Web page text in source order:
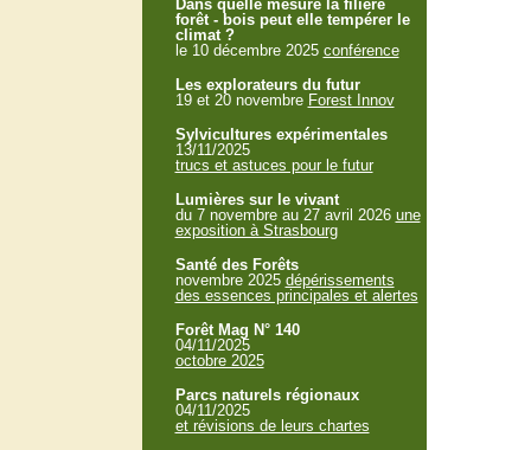
Dans quelle mesure la filière
forêt - bois peut elle tempérer le
climat ?
le 10 décembre 2025 conférence
Les explorateurs du futur
19 et 20 novembre Forest Innov
Sylvicultures expérimentales
13/11/2025
trucs et astuces pour le futur
Lumières sur le vivant
du 7 novembre au 27 avril 2026 une
exposition à Strasbourg
Santé des Forêts
novembre 2025 dépérissements
des essences principales et alertes
Forêt Mag N° 140
04/11/2025
octobre 2025
Parcs naturels régionaux
04/11/2025
et révisions de leurs chartes